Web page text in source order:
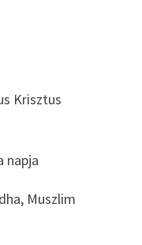
Krisztus
napja
Muszlim